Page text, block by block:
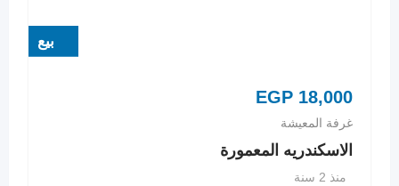
بيع
EGP 18,000
غرفة المعيشة
الاسكندريه المعمورة
منذ 2 سنة